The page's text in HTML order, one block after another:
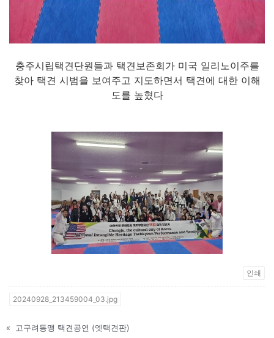
충주시립택견단원들과 택견보존회가 미국 일리노이주를
찾아 택견 시범을 보여주고 지도하면서 택견에 대한 이해
도를 높혔다
인쇄
20240928_213459004_03.jpg
« 고구려동맹 택견공연 (엣택견판)